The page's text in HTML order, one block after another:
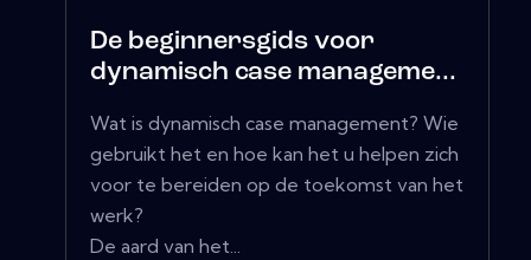
De beginnersgids voor
dynamisch case manageme...
Wat is dynamisch case management? Wie
gebruikt het en hoe kan het u helpen zich
voor te bereiden op de toekomst van het
werk?
De aard van het...